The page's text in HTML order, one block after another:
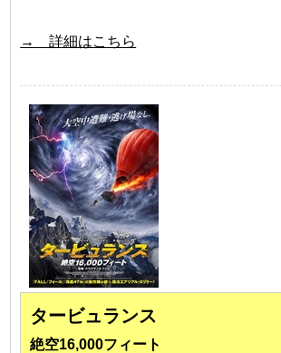
→ 詳細はこちら
タービュランス
絶空16,000フィート